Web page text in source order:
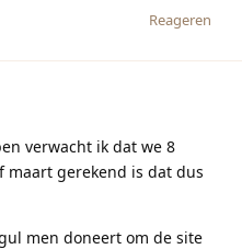
Reageren
verwacht ik dat we 8
maart gerekend is dat dus
men doneert om de site